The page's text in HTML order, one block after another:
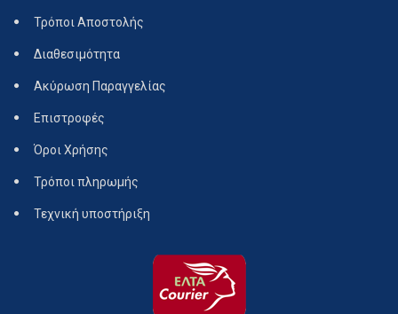
Τρόποι Αποστολής
Διαθεσιμότητα
Ακύρωση Παραγγελίας
Επιστροφές
Όροι Χρήσης
Τρόποι πληρωμής
Τεχνική υποστήριξη